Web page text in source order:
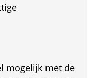
mogelijk met de